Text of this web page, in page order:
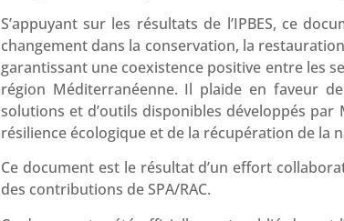
S’appuyant sur les résultats de l’IPBES, ce
changement dans la conservation, la
garantissant une coexistence positive entre les
région Méditerranéenne. Il plaide en faveur
solutions et d’outils disponibles développés
résilience écologique et de la récupération de la
Ce document est le résultat d’un effort
des contributions de SPA/RAC.